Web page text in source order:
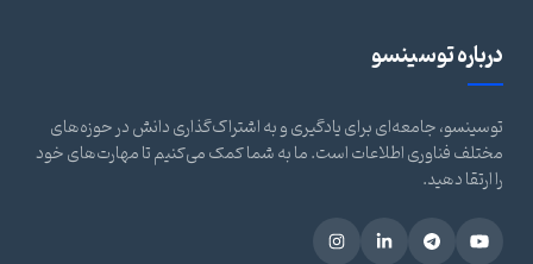
درباره توسینسو
توسینسو، جامعه‌ای برای یادگیری و به اشتراک‌گذاری دانش در حوزه‌های
مختلف فناوری اطلاعات است. ما به شما کمک می‌کنیم تا مهارت‌های خود
را ارتقا دهید.